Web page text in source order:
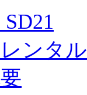
ンタル